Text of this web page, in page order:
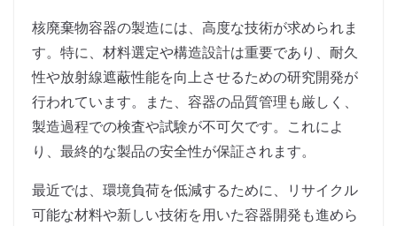
核廃棄物容器の製造には、高度な技術が求められま
す。特に、材料選定や構造設計は重要であり、耐久
性や放射線遮蔽性能を向上させるための研究開発が
行われています。また、容器の品質管理も厳しく、
製造過程での検査や試験が不可欠です。これによ
り、最終的な製品の安全性が保証されます。
最近では、環境負荷を低減するために、リサイクル
可能な材料や新しい技術を用いた容器開発も進めら